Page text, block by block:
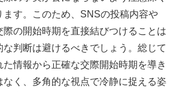
ます。このため、SNSの投稿内容や
の開始時期を直接結びつけることは
な判断は避けるべきでしょう。総じて
情報から正確な交際開始時期を導き
なく、多角的な視点で冷静に捉える姿